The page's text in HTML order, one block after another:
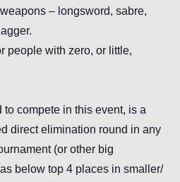
– longsword, sabre,
people with zero, or little,
compete in this event, is a
direct elimination round in any
(or other big
below top 4 places in smaller/